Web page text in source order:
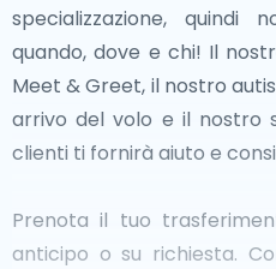
specializzazione, quindi
quando, dove e chi! Il
Meet & Greet, il nostro
arrivo del volo e il nostro
clienti ti fornirà aiuto e
Prenota il tuo
anticipo o su richiesta.